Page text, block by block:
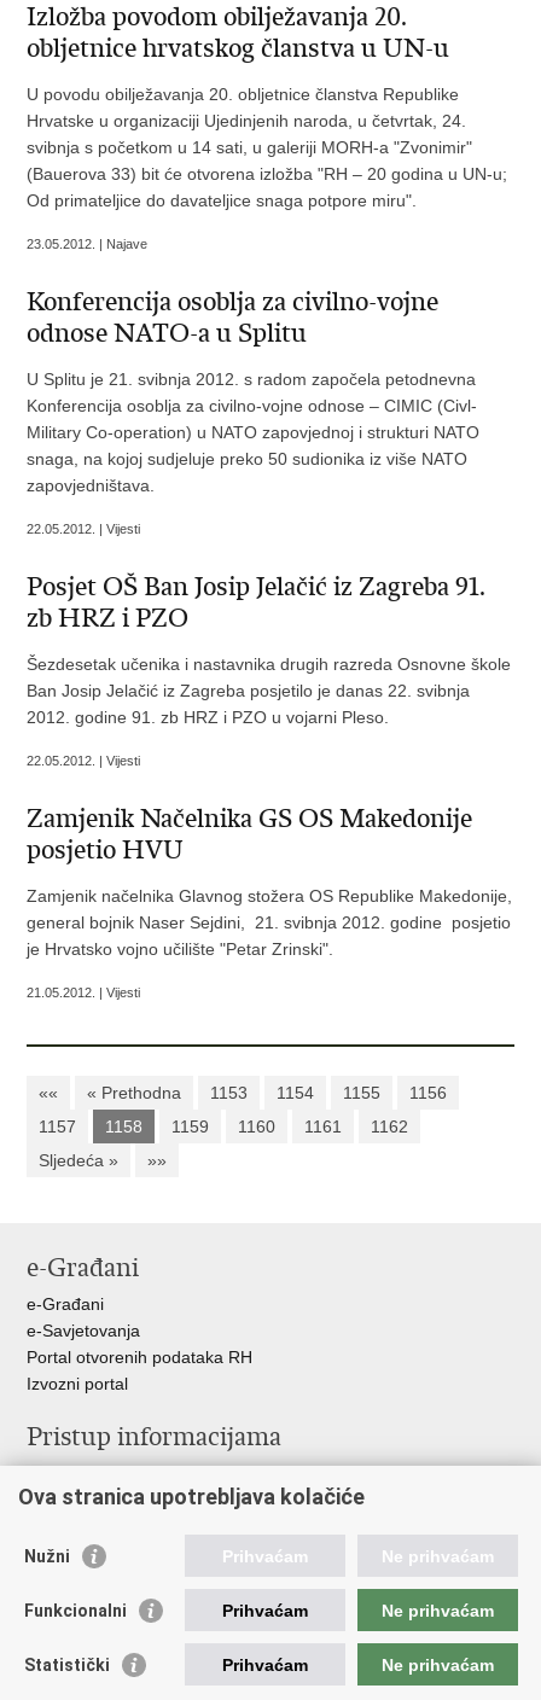
Izložba povodom obilježavanja 20.
obljetnice hrvatskog članstva u UN-u
U povodu obilježavanja 20. obljetnice članstva Republike
Hrvatske u organizaciji Ujedinjenih naroda, u četvrtak, 24.
svibnja s početkom u 14 sati, u galeriji MORH-a "Zvonimir"
(Bauerova 33) bit će otvorena izložba "RH – 20 godina u UN-u;
Od primateljice do davateljice snaga potpore miru".
23.05.2012. | Najave
Konferencija osoblja za civilno-vojne
odnose NATO-a u Splitu
U Splitu je 21. svibnja 2012. s radom započela petodnevna
Konferencija osoblja za civilno-vojne odnose – CIMIC (Civl-
Military Co-operation) u NATO zapovjednoj i strukturi NATO
snaga, na kojoj sudjeluje preko 50 sudionika iz više NATO
zapovjedništava.
22.05.2012. | Vijesti
Posjet OŠ Ban Josip Jelačić iz Zagreba 91.
zb HRZ i PZO
Šezdesetak učenika i nastavnika drugih razreda Osnovne škole
Ban Josip Jelačić iz Zagreba posjetilo je danas 22. svibnja
2012. godine 91. zb HRZ i PZO u vojarni Pleso.
22.05.2012. | Vijesti
Zamjenik Načelnika GS OS Makedonije
posjetio HVU
Zamjenik načelnika Glavnog stožera OS Republike Makedonije,
general bojnik Naser Sejdini, 21. svibnja 2012. godine posjetio
je Hrvatsko vojno učilište "Petar Zrinski".
21.05.2012. | Vijesti
«« « Prethodna 1153 1154 1155
1156
1157
1158 1159 1160 1161
1162
Sljedeća »
»»
e-Građani
e-Građani
e-Savjetovanja
Portal otvorenih podataka RH
Izvozni portal
Pristup informacijama
Izjava o pristupačnosti
Ravnopravnost spolova u MORH-u i OSRH
Važne poveznice
Vlada RH
Ova stranica upotrebljava kolačiće
Nužni Prihvaćam Ne prihvaćam
Funkcionalni Prihvaćam Ne prihvaćam
Statistički Prihvaćam Ne prihvaćam